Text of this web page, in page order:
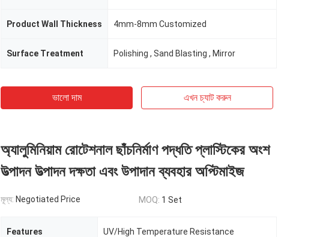
Product Wall Thickness 4mm-8mm Customized
Surface Treatment Polishing , Sand Blasting , Mirror
ভালো দাম এখন চ্যাট করুন
অ্যালুমিনিয়াম রোটেশনাল ছাঁচনির্মাণ পদ্ধতি প্লাস্টিকের অংশ
উত্পাদন উত্পাদন দক্ষতা এবং উপাদান ব্যবহার অপ্টিমাইজ
মূল্য: Negotiated Price MOQ: 1 Set
Features UV/High Temperature Resistance